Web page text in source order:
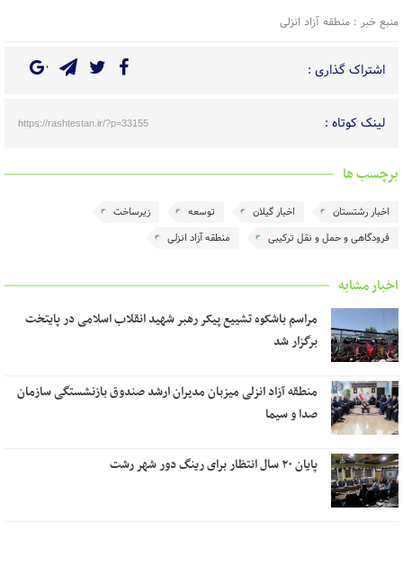
منبع خبر : منطقه آزاد انزلی
اشتراک گذاری :
لینک کوتاه : https://rashtestan.ir/?p=33155
برچسب ها
اخبار رشتستان اخبار گیلان توسعه
زیرساخت
فرودگاهی و حمل و نقل تركیبی
منطقه آزاد انزلی
اخبار مشابه
مراسم باشکوه تشییع پیکر رهبر شهید انقلاب اسلامی در پایتخت
برگزار شد
منطقه آزاد انزلی میزبان مدیران ارشد صندوق بازنشستگی سازمان
صدا و سیما
پایان ۲۰ سال انتظار برای رینگ دور شهر رشت